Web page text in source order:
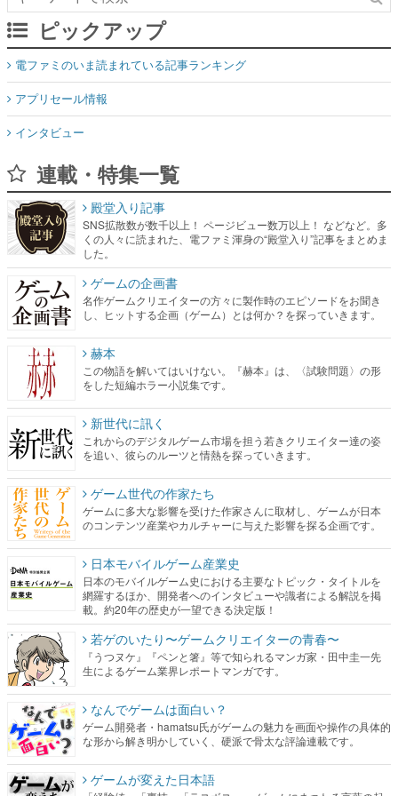
ピックアップ
電ファミのいま読まれている記事ランキング
アプリセール情報
インタビュー
連載・特集一覧
殿堂入り記事
SNS拡散数が数千以上！ ページビュー数万以上！ などなど。多
くの人々に読まれた、電ファミ渾身の“殿堂入り”記事をまとめま
した。
ゲームの企画書
名作ゲームクリエイターの方々に製作時のエピソードをお聞き
し、ヒットする企画（ゲーム）とは何か？を探っていきます。
赫本
この物語を解いてはいけない。『赫本』は、〈試験問題〉の形
をした短編ホラー小説集です。
新世代に訊く
これからのデジタルゲーム市場を担う若きクリエイター達の姿
を追い、彼らのルーツと情熱を探っていきます。
ゲーム世代の作家たち
ゲームに多大な影響を受けた作家さんに取材し、ゲームが日本
のコンテンツ産業やカルチャーに与えた影響を探る企画です。
日本モバイルゲーム産業史
日本のモバイルゲーム史における主要なトピック・タイトルを
網羅するほか、開発者へのインタビューや識者による解説を掲
載。約20年の歴史が一望できる決定版！
若ゲのいたり〜ゲームクリエイターの青春〜
『うつヌケ』『ペンと箸』等で知られるマンガ家・田中圭一先
生によるゲーム業界レポートマンガです。
なんでゲームは面白い？
ゲーム開発者・hamatsu氏がゲームの魅力を画面や操作の具体的
な形から解き明かしていく、硬派で骨太な評論連載です。
ゲームが変えた日本語